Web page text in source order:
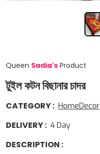
Queen Sadia's Product
টুইল কটন বিছানার চাদর
CATEGORY: HomeDecor
DELIVERY: 4Day
DESCRIPTION :